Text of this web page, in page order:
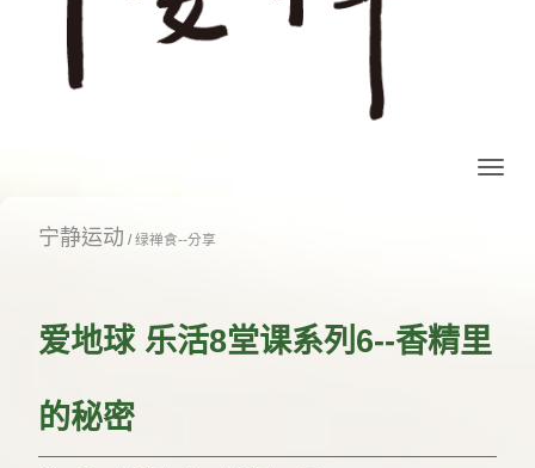
宁静运动 /绿禅食--分享
爱地球 乐活8堂课系列6--香精里
的秘密